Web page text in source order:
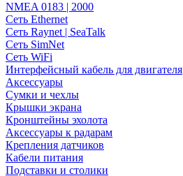
NMEA 0183 | 2000
Сеть Ethernet
Сеть Raynet | SeaTalk
Сеть SimNet
Сеть WiFi
Интерфейсный кабель для двигателя
Аксессуары
Сумки и чехлы
Крышки экрана
Кронштейны эхолота
Аксессуары к радарам
Крепления датчиков
Кабели питания
Подставки и столики